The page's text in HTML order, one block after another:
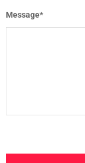
Message*